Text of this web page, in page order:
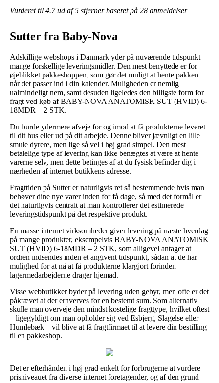
Vurderet til 4.7ud af 5 stjerner baseret på 28 anmeldelser
Sutter fra Baby-Nova
Adskillige webshops i Danmark yder på nuværende tidspunkt
mange forskellige leveringsmidler. Den mest benyttede er for
øjeblikket pakkeshoppen, som gør det muligt at hente pakken
når det passer ind i din kalender. Muligheden er nemlig
ualmindeligt nem, samt desuden ligeledes den billigste form for
fragt ved køb af BABY-NOVA ANATOMISK SUT (HVID) 6-
18MDR – 2 STK.
Du burde ydermere afveje for og imod at få produkterne leveret
til dit hus eller ud på dit arbejde. Denne bliver jævnligt en lille
smule dyrere, men lige så vel i høj grad simpel. Den mest
betalelige type af levering kan ikke benægtes at være at hente
varerne selv, men dette betinges af at du fysisk befinder dig i
nærheden af internet butikkens adresse.
Fragttiden på Sutter er naturligvis ret så bestemmende hvis man
behøver dine nye varer inden for få dage, så med det formål er
det naturligvis centralt at man kontrollerer det estimerede
leveringstidspunkt på det respektive produkt.
En masse internet virksomheder giver levering på næste hverdag
på mange produkter, eksempelvis BABY-NOVA ANATOMISK
SUT (HVID) 6-18MDR – 2 STK, som alligevel antager at
ordren indsendes inden et angivent tidspunkt, sådan at de har
mulighed for at nå at få produkterne klargjort forinden
lagermedarbejderne drager hjemad.
Visse webbutikker byder på levering uden gebyr, men ofte er det
påkrævet at der erhverves for en bestemt sum. Som alternativ
skulle man overveje den mindst kostelige fragttype, hvilket oftest
– ligegyldigt om man opholder sig ved Esbjerg, Slagelse eller
Humlebæk – vil blive at få fragtfirmaet til at levere din bestilling
til en pakkeshop.
Det er efterhånden i høj grad enkelt for forbrugerne at vurdere
prisniveauet fra diverse internet foretagender, og af den grund